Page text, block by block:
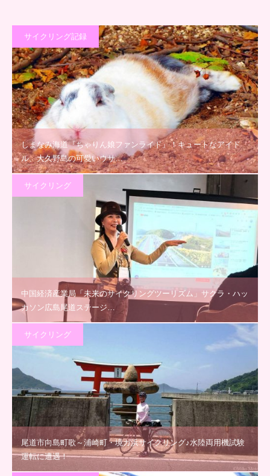
サイクリング記録
しまなみ海道『ちゃりん娘ファンライド』！キュートなアイド
ル、大久野島の可愛いウサ…
サイクリング
中国経済産業局「未来のサイクリングツーリズム」サクラ・ハッ
カソン広島尾道ステージ…
サイクリング
尾道市向島町歌～浦崎町・境ガ浜サイクリング♪水陸両用機試験
運転に遭遇！